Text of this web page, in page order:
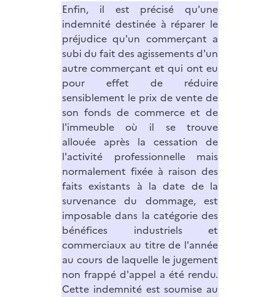
Enfin, il est précisé qu'une
indemnité destinée à réparer le
préjudice qu'un commerçant a
subi du fait des agissements d'un
autre commerçant et qui ont eu
pour effet de réduire
sensiblement le prix de vente de
son fonds de commerce et de
l'immeuble où il se trouve
allouée après la cessation de
l'activité professionnelle mais
normalement fixée à raison des
faits existants à la date de la
survenance du dommage, est
imposable dans la catégorie des
bénéfices industriels et
commerciaux au titre de l'année
au cours de laquelle le jugement
non frappé d'appel a été rendu.
Cette indemnité est soumise au